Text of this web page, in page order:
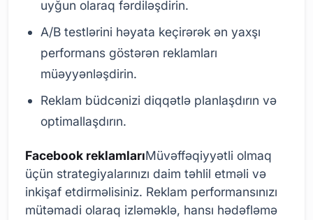
uyğun olaraq fərdiləşdirin.
A/B testlərini həyata keçirərək ən yaxşı
performans göstərən reklamları
müəyyənləşdirin.
Reklam büdcənizi diqqətlə planlaşdırın və
optimallaşdırın.
Facebook reklamlarıMüvəffəqiyyətli olmaq
üçün strategiyalarınızı daim təhlil etməli və
inkişaf etdirməlisiniz. Reklam performansınızı
mütəmadi olaraq izləməklə, hansı hədəfləmə